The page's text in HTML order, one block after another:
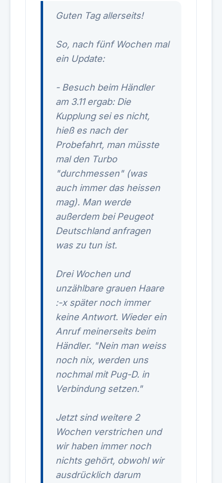
Guten Tag allerseits!
So, nach fünf Wochen mal
ein Update:
- Besuch beim Händler
am 3.11 ergab: Die
Kupplung sei es nicht,
hieß es nach der
Probefahrt, man müsste
mal den Turbo
"durchmessen" (was
auch immer das heissen
mag). Man werde
außerdem bei Peugeot
Deutschland anfragen
was zu tun ist.
Drei Wochen und
unzählbare grauen Haare
:-x später noch immer
keine Antwort. Wieder ein
Anruf meinerseits beim
Händler. "Nein man weiss
noch nix, werden uns
nochmal mit Pug-D. in
Verbindung setzen."
Jetzt sind weitere 2
Wochen verstrichen und
wir haben immer noch
nichts gehört, obwohl wir
ausdrücklich darum